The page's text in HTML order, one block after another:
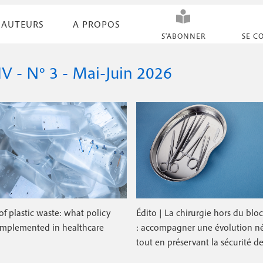
AUTEURS A PROPOS
v
o
n
s
S'ABONNER SE
- N° 3 - Mai-Juin 2026
plastic waste: what policy
in healthcare
Édito | La chirurgie hors du
: accompagner une évolution
tout en préservant la sécurité